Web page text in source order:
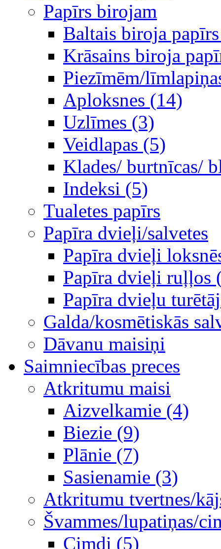
Papīrs birojam
Baltais biroja
Krāsains biroja
Piezīmēm/
Aploksnes (14)
Uzlīmes (3)
Veidlapas (5)
Klades/ burtnīcas/
Indeksi (5)
Tualetes papīrs
Papīra dvieļi/salvetes
Papīra dvieļi
Papīra dvieļi ruļļos
Papīra dvieļu
Galda/kosmētiskās
Dāvanu maisiņi
Saimniecības preces
Atkritumu maisi
Aizvelkamie (4)
Biezie (9)
Plānie (7)
Sasienamie (3)
Atkritumu tvertnes/
Švammes/lupatiņas/
Cimdi (5)